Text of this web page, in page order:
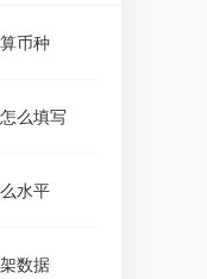
币种
么填写
水平
数据